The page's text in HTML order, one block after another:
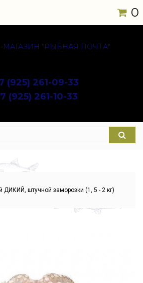
0
(925) 261-09-33
(925) 261-10-33
штучной заморозки (1, 5 - 2 кг)